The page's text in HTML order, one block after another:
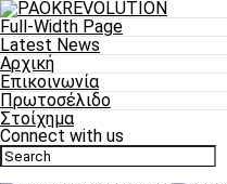
Full-Width Page
Latest News
Αρχική
Επικοινωνία
Πρωτοσέλιδο
Στοίχημα
Connect with us